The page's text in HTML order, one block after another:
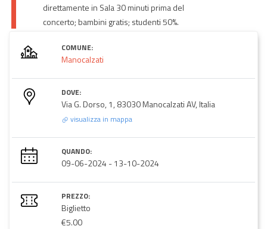
direttamente in Sala 30 minuti prima del
concerto; bambini gratis; studenti 50%.
COMUNE:
Manocalzati
DOVE:
Via G. Dorso, 1, 83030 Manocalzati AV, Italia
visualizza in mappa
QUANDO:
09-06-2024 -13-10-2024
PREZZO:
Biglietto
€5.00